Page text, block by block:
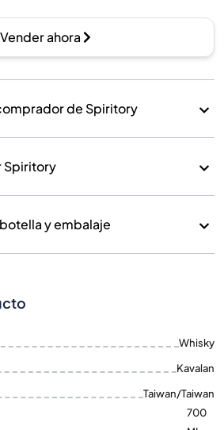
Vender ahora
de Spiritory
Spiritory
y embalaje
Whisky
Kavalan
Taiwan/Taiwan
700